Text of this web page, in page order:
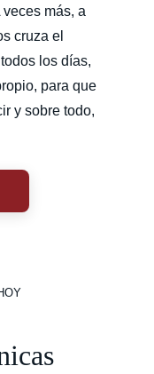
más, a
cruza el
los días,
para que
y sobre todo,